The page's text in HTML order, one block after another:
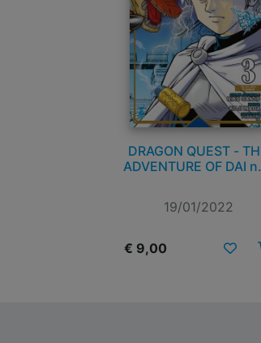
DRAGON QUEST -
ADVENTURE OF DAI
19/01/2022
€ 9,00